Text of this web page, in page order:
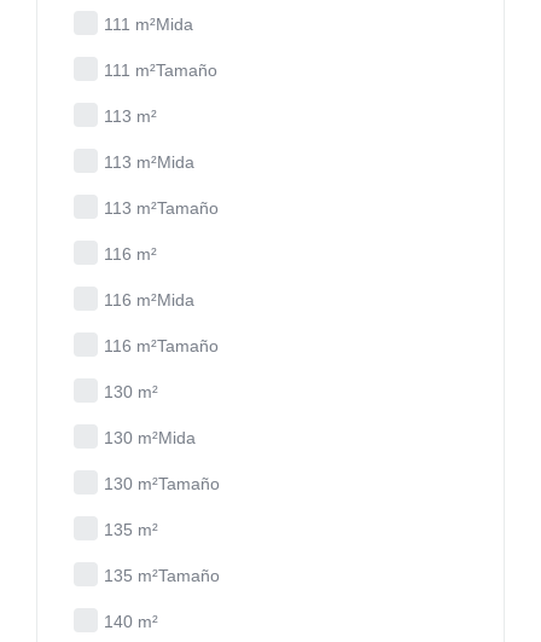
111 m²Mida
111 m²Tamaño
113 m²
113 m²Mida
113 m²Tamaño
116 m²
116 m²Mida
116 m²Tamaño
130 m²
130 m²Mida
130 m²Tamaño
135 m²
135 m²Tamaño
140 m²